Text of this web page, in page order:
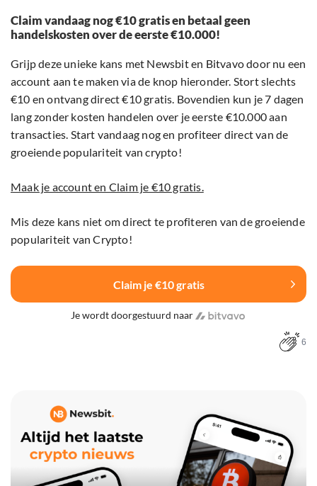
Claim vandaag nog €10 gratis en betaal geen
handelskosten over de eerste €10.000!
Grijp deze unieke kans met Newsbit en Bitvavo door nu een
account aan te maken via de knop hieronder. Stort slechts
€10 en ontvang direct €10 gratis. Bovendien kun je 7 dagen
lang zonder kosten handelen over je eerste €10.000 aan
transacties. Start vandaag nog en profiteer direct van de
groeiende populariteit van crypto!
Maak je account en Claim je €10 gratis.
Mis deze kans niet om direct te profiteren van de groeiende
populariteit van Crypto!
Claim je €10 gratis
Je wordt doorgestuurd naar
6